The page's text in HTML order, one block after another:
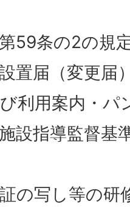
59条の2の規
置届（変更届
利用案内・パ
設指導監督基
の写し等の研